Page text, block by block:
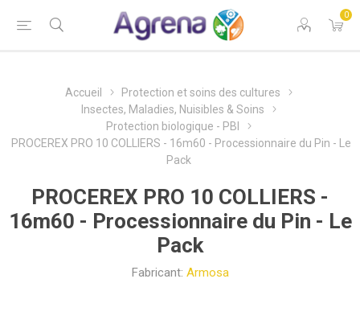
0
Accueil
Protection et soins des cultures
Insectes, Maladies, Nuisibles & Soins
Protection biologique - PBI
PROCEREX PRO 10 COLLIERS - 16m60 - Processionnaire du Pin - Le
Pack
PROCEREX PRO 10 COLLIERS -
16m60 - Processionnaire du Pin - Le
Pack
Fabricant: Armosa